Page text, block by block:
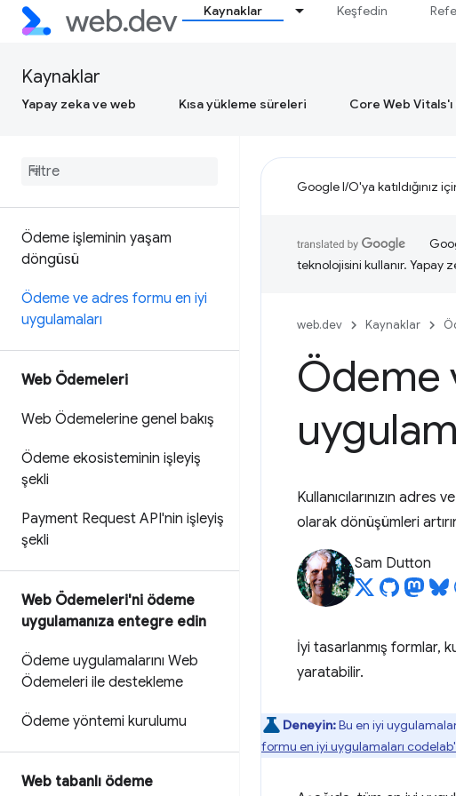
Kaynaklar Keşfedin
Kaynaklar
Yapay zeka ve web Kısa yükleme süreleri Core Web
Ödeme işleminin yaşam
döngüsü
Ödeme ve adres formu en iyi
uygulamaları
Web Ödemeleri
Web Ödemelerine genel bakış
Ödeme ekosisteminin işleyiş
şekli
Payment Request API'nin işleyiş
şekli
Web Ödemeleri'ni ödeme
uygulamanıza entegre edin
Ödeme uygulamalarını Web
Ödemeleri ile destekleme
Ödeme yöntemi kurulumu
Web tabanlı ödeme
Google I/O'ya katıldığınız
teknolojisini kullanır. Yapay
web.dev Kaynaklar
Ödeme
Kullanıcılarınızın
olarak dönüşümleri
Sam Dutton
İyi tasarlanmış formlar,
yaratabilir.
Deneyin:Bu en iyi
formu en iyi uygulamaları